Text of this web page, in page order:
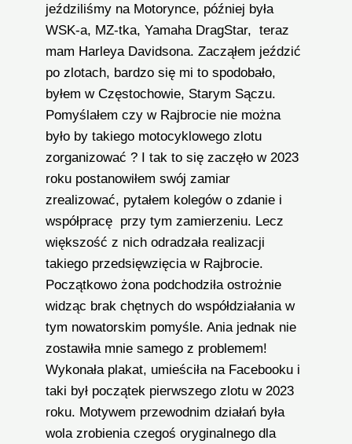
jeździliśmy na Motorynce, później była
WSK-a, MZ-tka, Yamaha DragStar, teraz
mam Harleya Davidsona. Zacząłem jeździć
po zlotach, bardzo się mi to spodobało,
byłem w Częstochowie, Starym Sączu.
Pomyślałem czy w Rajbrocie nie można
było by takiego motocyklowego zlotu
zorganizować ? I tak to się zaczęło w 2023
roku postanowiłem swój zamiar
zrealizować, pytałem kolegów o zdanie i
współpracę przy tym zamierzeniu. Lecz
większość z nich odradzała realizacji
takiego przedsięwzięcia w Rajbrocie.
Początkowo żona podchodziła ostrożnie
widząc brak chętnych do współdziałania w
tym nowatorskim pomyśle. Ania jednak nie
zostawiła mnie samego z problemem!
Wykonała plakat, umieściła na Facebooku i
taki był początek pierwszego zlotu w 2023
roku. Motywem przewodnim działań była
wola zrobienia czegoś oryginalnego dla